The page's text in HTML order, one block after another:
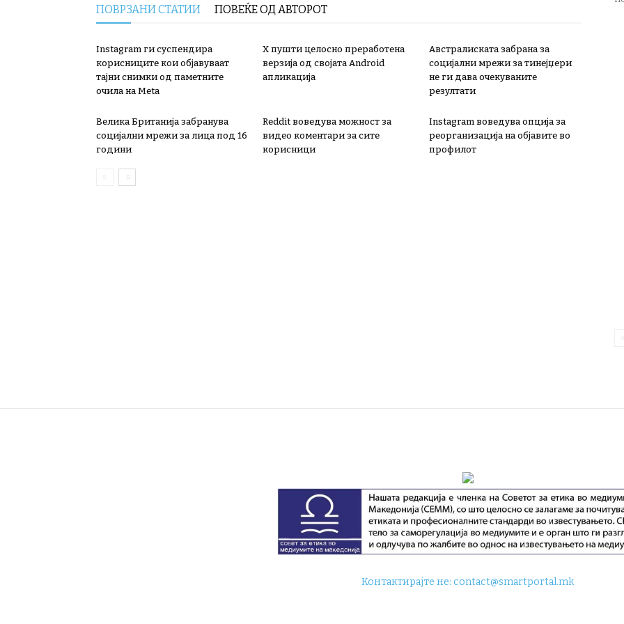
ПОВРЗАНИ СТАТИИ ПОВЕЌЕ ОД АВТОРОТ
Instagram ги суспендира
корисниците кои објавуваат
тајни снимки од паметните
очила на Meta
X пушти целосно преработена
верзија од својата Android
апликација
Австралиската забрана за
социјални мрежи за тинејџери
не ги дава очекуваните
резултати
Велика Британија забранува
социјални мрежи за лица под 16
години
Reddit воведува можност за
видео коментари за сите
корисници
Instagram воведува опција за
реорганизација на објавите во
профилот
Контактирајте не:contact@smartportal.mk